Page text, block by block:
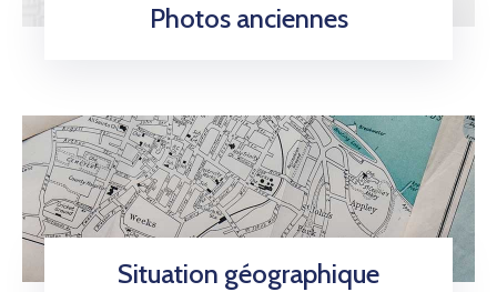
Photos anciennes
Situation géographique